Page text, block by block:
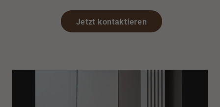
Jetzt kontaktieren